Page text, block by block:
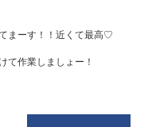
まーす！！近くて最高♡
て作業しましょー！